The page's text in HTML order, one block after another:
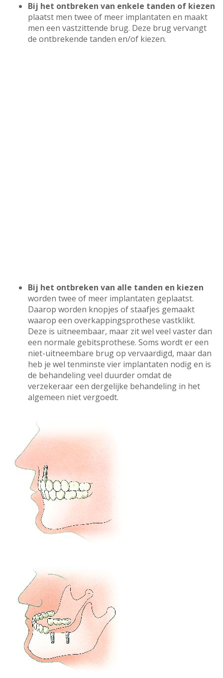
Bij het ontbreken van enkele tanden of kiezen
plaatst men twee of meer implantaten en maakt
men een vastzittende brug. Deze brug vervangt
de ontbrekende tanden en/of kiezen.
Bij het ontbreken van alle tanden en kiezen
worden twee of meer implantaten geplaatst.
Daarop worden knopjes of staafjes gemaakt
waarop een overkappingsprothese vastklikt.
Deze is uitneembaar, maar zit wel veel vaster dan
een normale gebitsprothese. Soms wordt er een
niet-uitneembare brug op vervaardigd, maar dan
heb je wel tenminste vier implantaten nodig en is
de behandeling veel duurder omdat de
verzekeraar een dergelijke behandeling in het
algemeen niet vergoedt.